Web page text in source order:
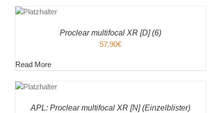
Proclear multifocal XR [D] (6)
57.90€
Read More
APL: Proclear multifocal XR [N] (Einzelblister)